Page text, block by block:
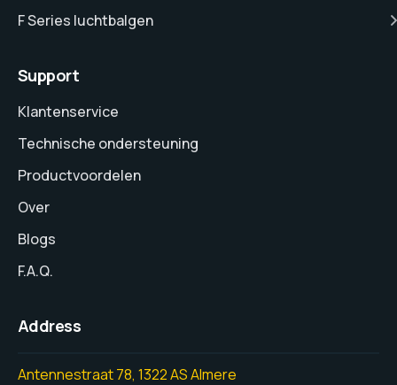
F Series luchtbalgen
Support
Klantenservice
Technische ondersteuning
Productvoordelen
Over
Blogs
F.A.Q.
Address
Antennestraat 78, 1322 AS Almere